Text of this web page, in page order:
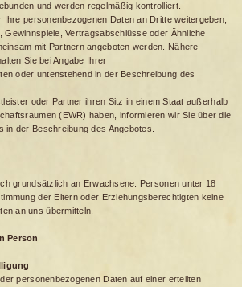
und werden regelmäßig kontrolliert.
personenbezogenen Daten an Dritte weitergeben,
Gewinnspiele, Vertragsabschlüsse oder Ähnliche
mit Partnern angeboten werden. Nähere
Sie bei Angabe Ihrer
oder untenstehend in der Beschreibung des
oder Partner ihren Sitz in einem Staat außerhalb
(EWR) haben, informieren wir Sie über die
in der Beschreibung des Angebotes.
grundsätzlich an Erwachsene. Personen unter 18
der Eltern oder Erziehungsberechtigten keine
an uns übermitteln.
Person
personenbezogenen Daten auf einer erteilten